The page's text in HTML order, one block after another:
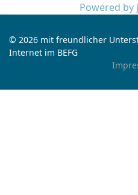
Powered by
© 2026 mit freundlicher
Internet im BEFG